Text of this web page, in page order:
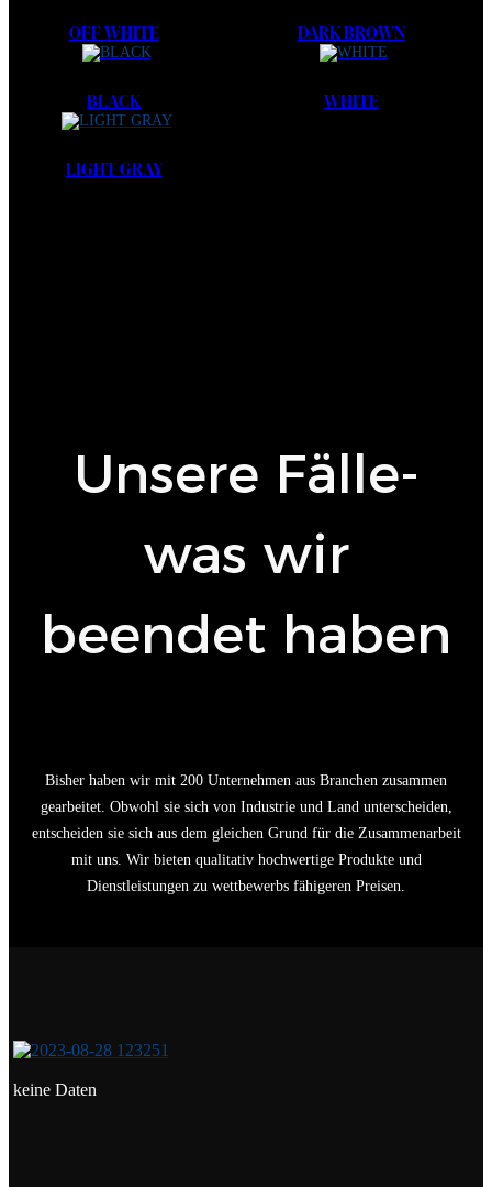
OFF WHITE DARK BROWN
BLACK WHITE
LIGHT GRAY
Unsere Fälle-
was wir
beendet haben
Bisher haben wir mit 200 Unternehmen aus Branchen zusammen
gearbeitet. Obwohl sie sich von Industrie und Land unterscheiden,
entscheiden sie sich aus dem gleichen Grund für die Zusammenarbeit
mit uns. Wir bieten qualitativ hochwertige Produkte und
Dienstleistungen zu wettbewerbs fähigeren Preisen.
keine Daten